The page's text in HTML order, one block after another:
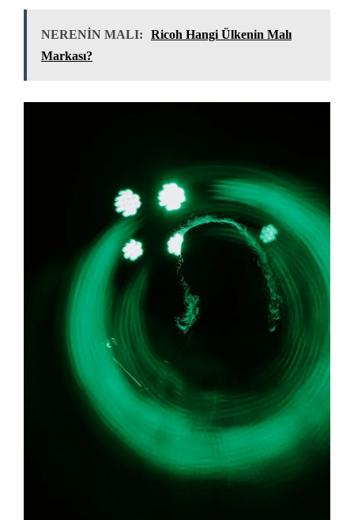
NERENİN MALI:
Ricoh Hangi Ülkenin Malı
Markası?